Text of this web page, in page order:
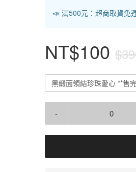
📣 滿500元：超商取貨免
NT$100
黑緞面領結珍珠愛心 **售
-